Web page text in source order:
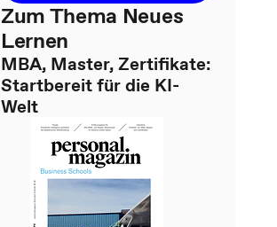
Zum Thema Neues
Lernen
MBA, Master, Zertifikate:
Startbereit für die KI-
Welt